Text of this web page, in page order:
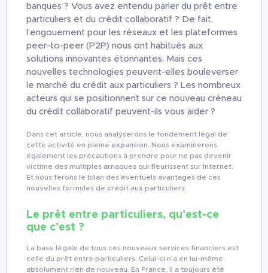
banques ? Vous avez entendu parler du prêt entre
particuliers et du crédit collaboratif ? De fait,
l’engouement pour les réseaux et les plateformes
peer-to-peer (P2P) nous ont habitués aux
solutions innovantes étonnantes. Mais ces
nouvelles technologies peuvent-elles bouleverser
le marché du crédit aux particuliers ? Les nombreux
acteurs qui se positionnent sur ce nouveau créneau
du crédit collaboratif peuvent-ils vous aider ?
Dans cet article, nous analyserons le fondement légal de
cette activité en pleine expansion. Nous examinerons
également les précautions à prendre pour ne pas devenir
victime des multiples arnaques qui fleurissent sur Internet.
Et nous ferons le bilan des éventuels avantages de ces
nouvelles formules de crédit aux particuliers.
Le prêt entre particuliers, qu’est-ce
que c’est ?
La base légale de tous ces nouveaux services financiers est
celle du prêt entre particuliers. Celui-ci n’a en lui-même
absolument rien de nouveau. En France, il a toujours été